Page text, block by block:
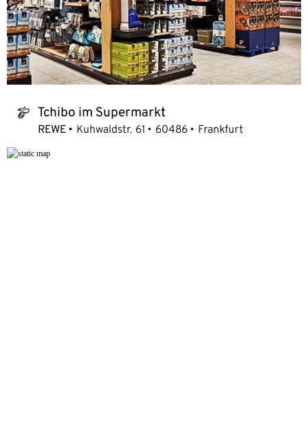
tchibo_logo Tchibo im Supermarkt
REWE Kuhwaldstr. 61 60486 Frankfurt